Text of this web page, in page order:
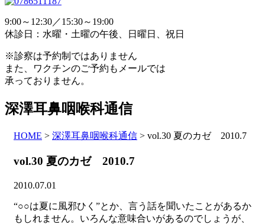
9:00～12:30／15:30～19:00
休診日：水曜・土曜の午後、日曜日、祝日
※診察は予約制ではありません
また、ワクチンのご予約もメールでは
承っておりません。
深澤耳鼻咽喉科通信
HOME > 深澤耳鼻咽喉科通信 > vol.30 夏のカゼ 2010.7
vol.30 夏のカゼ 2010.7
2010.07.01
“○○は夏に風邪ひく”とか、言う話を聞いたことがあるか
もしれません。いろんな意味合いがあるのでしょうが、